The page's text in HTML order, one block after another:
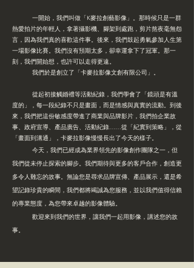
一開始，我們叫做「K麥拉創藝影像」。那時候只是一群
熱愛拍片的年輕人，拿著攝影機、腳架到處跑，剪片熬夜毫無怨
言，因為我們真的喜歡這件事。後來，我們鼓起勇氣參加人生第
一場影像比賽。我們沒有預期太多，卻幸運拿下了冠軍。那一
刻，我們開始想，也許可以走得更遠。
我們於是創立了「卡麥拉影像文創有限公司」。
從起初接觸婚禮等活動紀錄，我們學會了「鏡頭是有溫
度的」，每一段紀錄不只是畫面，而是情感與真實的流動。到後
來，我們把這份敏感度帶進了商業與品牌影片，我們拍企業故
事、政府宣導、產品廣告、活動紀錄……從「紀實到策略」，從
「畫面到溝通」，卡麥拉影像慢慢長出了今天的樣子。
今天，我們已經成為業界領先的影像創作團隊之一，但
我們從未停止探索的腳步。我們期待與更多的客戶合作，創造更
多令人難忘的故事。無論您是尋求品牌宣傳、產品展示，還是希
望記錄珍貴的瞬間，我們都將竭誠為您服務，並以我們值得信賴
的專業態度，為您帶來卓越的影像體驗。
歡迎來到我們的世界，讓我們一起用影像，講述您的故
事。